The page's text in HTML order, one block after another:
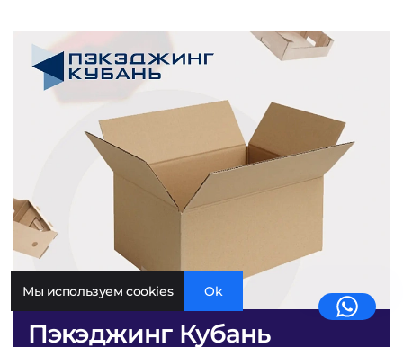
Пэкэджинг Кубань
Мы используем cookies Ok